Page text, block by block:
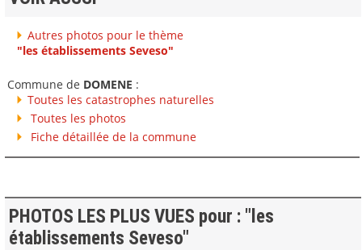
Autres photos pour le thème
"les établissements Seveso"
Commune de DOMENE :
Toutes les catastrophes naturelles
Toutes les photos
Fiche détaillée de la commune
PHOTOS LES PLUS VUES pour : "les
établissements Seveso"